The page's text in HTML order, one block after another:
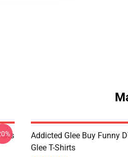
Addicted Glee Buy Funny
Glee T-Shirts